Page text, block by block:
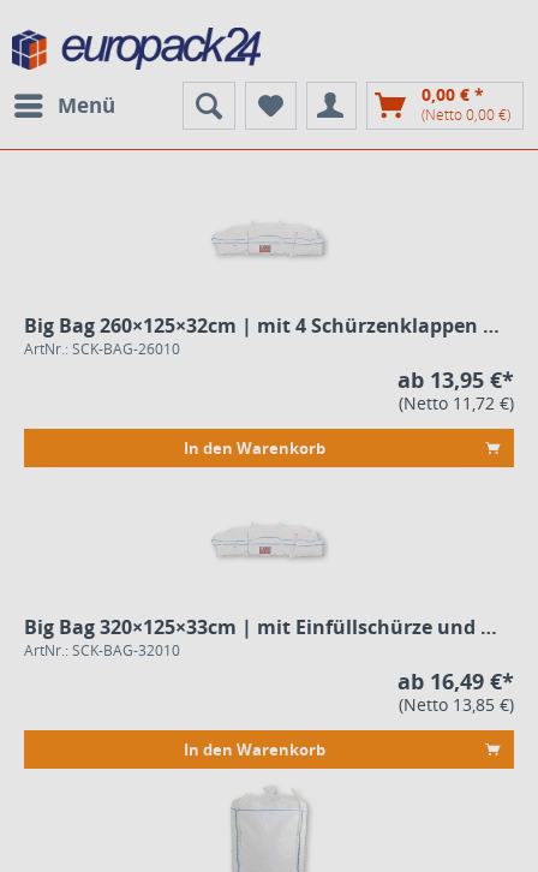
Menü 0,00 € *
(Netto 0,00 €)
Big Bag 260×125×32cm | mit 4 Schürzenklappen und flachem Boden
ArtNr.: SCK-BAG-26010
ab 13,95 €*
(Netto 11,72 €)
In den Warenkorb
Big Bag 320×125×33cm | mit Einfüllschürze und flachem Boden
ArtNr.: SCK-BAG-32010
ab 16,49 €*
(Netto 13,85 €)
In den Warenkorb